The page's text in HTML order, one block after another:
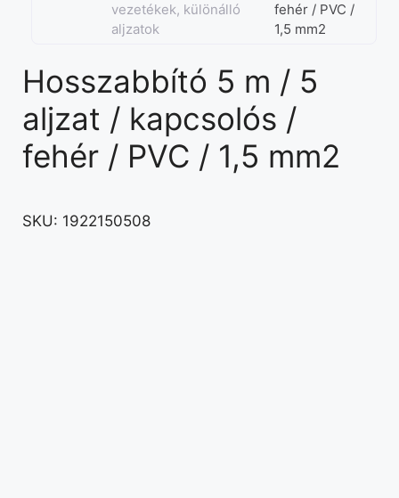
vezetékek, különálló
aljzatok
fehér / PVC /
1,5 mm2
Hosszabbító 5 m / 5
aljzat / kapcsolós /
fehér / PVC / 1,5 mm2
SKU: 1922150508